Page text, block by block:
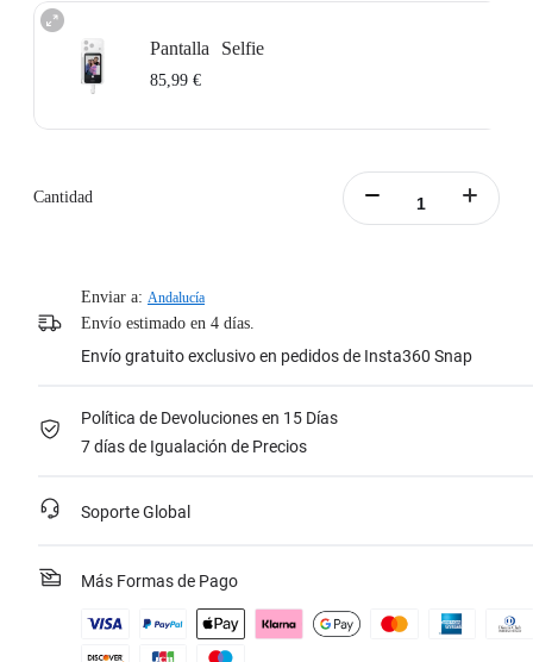
Pantalla Selfie
85,99 €
Cantidad
Enviar a: Andalucía
Envío estimado en 4 días.
Envío gratuito exclusivo en pedidos de Insta360 Snap
Política de Devoluciones en 15 Días
7 días de Igualación de Precios
Soporte Global
Más Formas de Pago